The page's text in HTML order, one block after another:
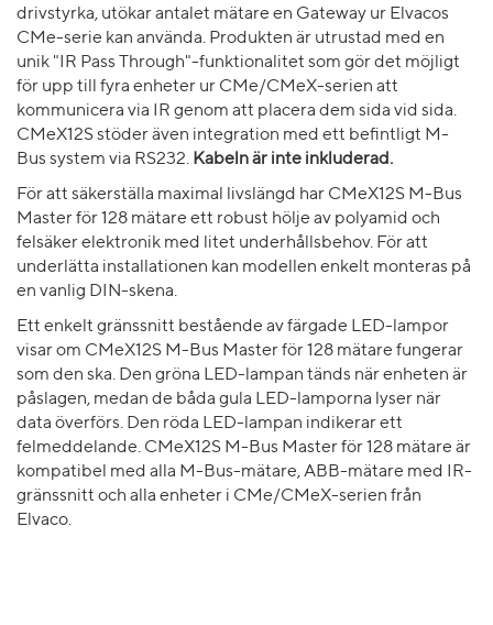
drivstyrka, utökar antalet mätare en Gateway ur Elvacos
CMe-serie kan använda. Produkten är utrustad med en
unik "IR Pass Through"-funktionalitet som gör det möjligt
för upp till fyra enheter ur CMe/CMeX-serien att
kommunicera via IR genom att placera dem sida vid sida.
CMeX12S stöder även integration med ett befintligt M-
Bus system via RS232. Kabeln är inte inkluderad.
För att säkerställa maximal livslängd har CMeX12S M-Bus
Master för 128 mätare ett robust hölje av polyamid och
felsäker elektronik med litet underhållsbehov. För att
underlätta installationen kan modellen enkelt monteras på
en vanlig DIN-skena.
Ett enkelt gränssnitt bestående av färgade LED-lampor
visar om CMeX12S M-Bus Master för 128 mätare fungerar
som den ska. Den gröna LED-lampan tänds när enheten är
påslagen, medan de båda gula LED-lamporna lyser när
data överförs. Den röda LED-lampan indikerar ett
felmeddelande. CMeX12S M-Bus Master för 128 mätare är
kompatibel med alla M-Bus-mätare, ABB-mätare med IR-
gränssnitt och alla enheter i CMe/CMeX-serien från
Elvaco.